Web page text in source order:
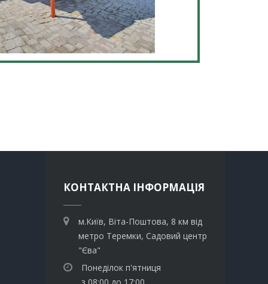
КОНТАКТНА ІНФОРМАЦІЯ
м.Київ, Віта-Поштова, 8 км від
метро Теремки, Садовий центр
"Єва"
Понеділок п'ятниця